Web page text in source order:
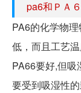
pa6和ＰＡ
PA6的化学物
低，而且工艺
PA66要好,但
要受到吸湿性